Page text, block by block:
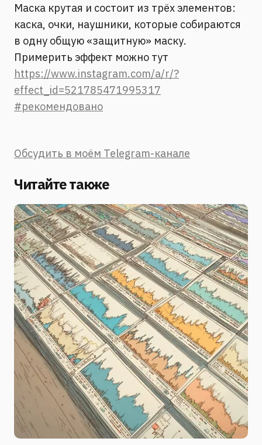
Маска крутая и состоит из трёх элементов:
каска, очки, наушники, которые собираются
в одну общую «защитную» маску.
Примерить эффект можно тут
https://www.instagram.com/a/r/?
effect_id=521785471995317
#рекомендовано
Обсудить в моём Telegram-канале
Читайте также